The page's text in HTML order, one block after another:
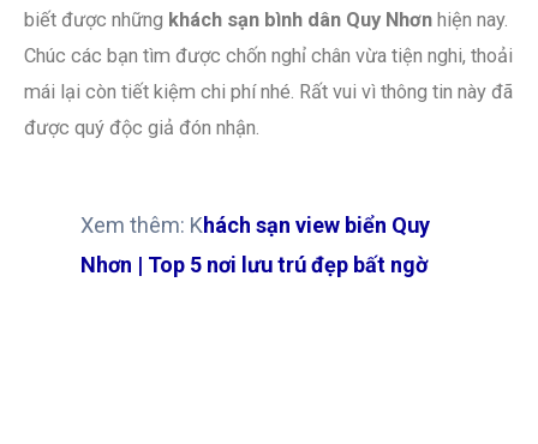
biết được những khách sạn bình dân Quy Nhơn hiện nay.
Chúc các bạn tìm được chốn nghỉ chân vừa tiện nghi, thoải
mái lại còn tiết kiệm chi phí nhé. Rất vui vì thông tin này đã
được quý độc giả đón nhận.
Xem thêm: Khách sạn view biển Quy
Nhơn | Top 5 nơi lưu trú đẹp bất ngờ